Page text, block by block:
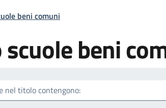
pane
beni comuni
beni
nel titolo contengono: